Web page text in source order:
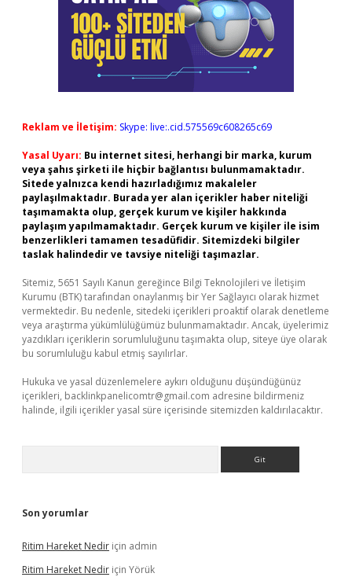
Reklam ve İletişim: Skype: live:.cid.575569c608265c69
Yasal Uyarı: Bu internet sitesi, herhangi bir marka, kurum
veya şahıs şirketi ile hiçbir bağlantısı bulunmamaktadır.
Sitede yalnızca kendi hazırladığımız makaleler
paylaşılmaktadır. Burada yer alan içerikler haber niteliği
taşımamakta olup, gerçek kurum ve kişiler hakkında
paylaşım yapılmamaktadır. Gerçek kurum ve kişiler ile isim
benzerlikleri tamamen tesadüfidir. Sitemizdeki bilgiler
taslak halindedir ve tavsiye niteliği taşımazlar.
Sitemiz, 5651 Sayılı Kanun gereğince Bilgi Teknolojileri ve İletişim
Kurumu (BTK) tarafından onaylanmış bir Yer Sağlayıcı olarak hizmet
vermektedir. Bu nedenle, sitedeki içerikleri proaktif olarak denetleme
veya araştırma yükümlülüğümüz bulunmamaktadır. Ancak, üyelerimiz
yazdıkları içeriklerin sorumluluğunu taşımakta olup, siteye üye olarak
bu sorumluluğu kabul etmiş sayılırlar.
Hukuka ve yasal düzenlemelere aykırı olduğunu düşündüğünüz
içerikleri, backlinkpanelicomtr@gmail.com adresine bildirmeniz
halinde, ilgili içerikler yasal süre içerisinde sitemizden kaldırılacaktır.
Son yorumlar
Ritim Hareket Nedir için admin
Ritim Hareket Nedir için Yörük